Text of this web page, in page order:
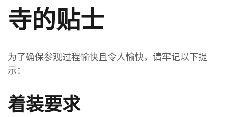
寺的贴士
为了确保参观过程愉快且令人愉快，请牢记以下提
示：
着装要求